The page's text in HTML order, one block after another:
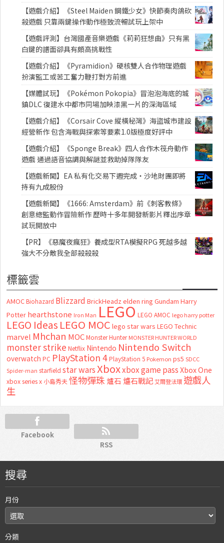
【遊戲介紹】《Steel Maiden 鋼鐵少女》快節奏肉鴿砍
殺遊戲 只靠兩鍵操作動作極致流暢試玩上架中
【遊戲評測】台灣國產音樂遊戲《莉莉狂想曲》只有黑
白鍵的譜面卻具有頗高挑戰性
【遊戲介紹】《Pyramidion》硬核雙人合作物理遊戲
扮演監工或苦工奮力鞭打對方前進
【媒體試玩】《Pokémon Pokopia》冒泡泡海底的城
鎮DLC 復建水中都市同場加映漆黑一片的深海區域
【遊戲介紹】《Corsair Cove 縱橫秘灣》海盜城市建設
經營新作 包含海戰與探索等要素1.0版極度好評中
【遊戲介紹】《Sponge Break》四人合作木筏舟動作
遊戲 通過語音協調與解謎並救助掉隊隊友
【遊戲新聞】EA 私有化交易下週完成・沙地財團即將
持有九成股份
【遊戲新聞】《1666: Amsterdam》前《刺客教條》
創意總監動作冒險新作 歷時十多年開發新影片釋出序章
試玩開放中
【PR】《惡魔夜瘋狂》養成型RTA模擬RPG 死越多越
強大不分敵我全部殺殺殺
標籤雲
AMOC Biohazard Blizzard BrickHeadz elden ring Gundam Harry
Potter hearthstone Iron Man LEGO LEGO AMOC lego harry potter
LEGO Ideas LEGO MOC lego star wars LEGO Technic
marvel Mhchan MOC Monster Hunter MONSTER HUNTER WORLD
monster strike Netflix Nintendo Nintendo Switch
overwatch PC PlayStation 4 PlayStation 5 Pokemon ps5 SDCC
Spider-man starfield star warsXboxxbox game passXbox One
xbox series x 小島秀夫怪物彈珠 爐石 爐石戰記艾爾登法環 遊戲人
生
Facebook
RSS
搜尋
月份
分類